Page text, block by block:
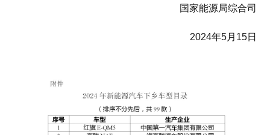
国家能源局综合司
2024年5月15日